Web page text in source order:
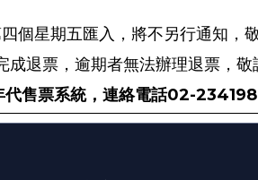
個星期五匯入，將不另行通知，
成退票，逾期者無法辦理退票，敬
售票系統，連絡電話02-